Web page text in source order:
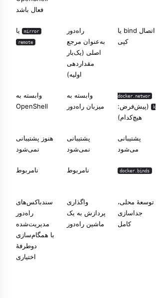
فعال باشد
اتصال bind یا
کپی
راه‌دور
به‌عنوان مرجع
اصلی (یک‌بار
مقداردهی
اولیه)
mirror یا
remote
docker.networ
k
(پیش‌فرض:
هیچ‌کدام)
وابسته به
میزبان راه‌دور
وابسته به
OpenShell
پشتیبانی
می‌شود
پشتیبانی
نمی‌شود
هنوز پشتیبانی
نمی‌شود
docker.binds نامربوط نامربوط
توسعهٔ محلی،
جداسازی
کامل
واگذاری
پردازش به یک
ماشین راه‌دور
سندباکس‌های
راه‌دور
مدیریت‌شده
با همگام‌سازی
دوطرفهٔ
اختیاری